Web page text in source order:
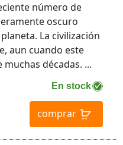
En stock
comprar
número de
oscuro
La civilización
aun cuando este
décadas. ...